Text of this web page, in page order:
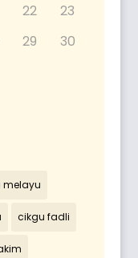
22
23
29
30
cikgu fadli